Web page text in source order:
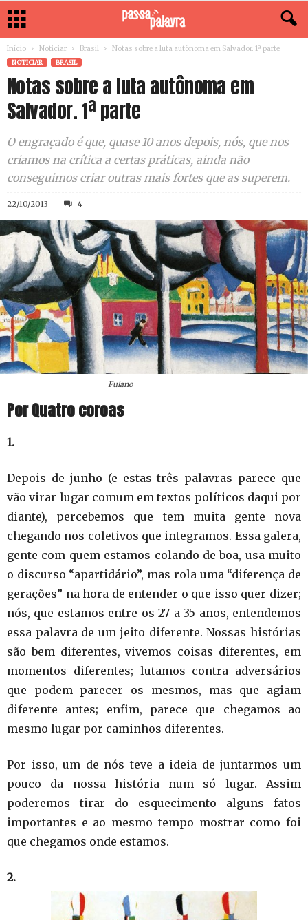
Início Noticiar Brasil Notas sobre a luta autônoma em Salvador. 1ª parte
NOTICIAR BRASIL
Notas sobre a luta autônoma em
Salvador. 1ª parte
O engraçado é que, quase 10 anos depois, nós, que nos
criamos na crítica a certas práticas, ainda não
conseguimos criar outras mais fortes que as superem.
22/10/2013 4
Fulano
Por Quatro coroas
1.
Depois de junho (e estas três palavras parece que
vão virar lugar comum em textos políticos daqui por
diante), percebemos que tem muita gente nova
chegando nos coletivos que integramos. Essa galera,
gente com quem estamos colando de boa, usa muito
o discurso “apartidário”, mas rola uma “diferença de
gerações” na hora de entender o que isso quer dizer;
nós, que estamos entre os 27 a 35 anos, entendemos
essa palavra de um jeito diferente. Nossas histórias
são bem diferentes, vivemos coisas diferentes, em
momentos diferentes; lutamos contra adversários
que podem parecer os mesmos, mas que agiam
diferente antes; enfim, parece que chegamos ao
mesmo lugar por caminhos diferentes.
Por isso, um de nós teve a ideia de juntarmos um
pouco da nossa história num só lugar. Assim
poderemos tirar do esquecimento alguns fatos
importantes e ao mesmo tempo mostrar como foi
que chegamos onde estamos.
2.